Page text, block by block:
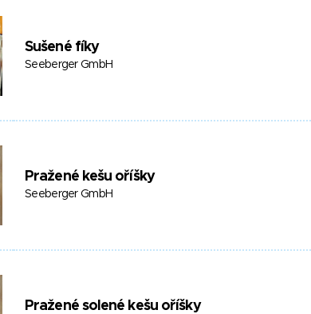
Sušené fíky
Seeberger GmbH
Pražené kešu oříšky
Seeberger GmbH
Pražené solené kešu oříšky